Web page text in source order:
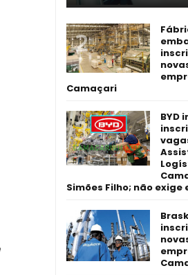
Camaçari
BYD
Simões Filho; não exige